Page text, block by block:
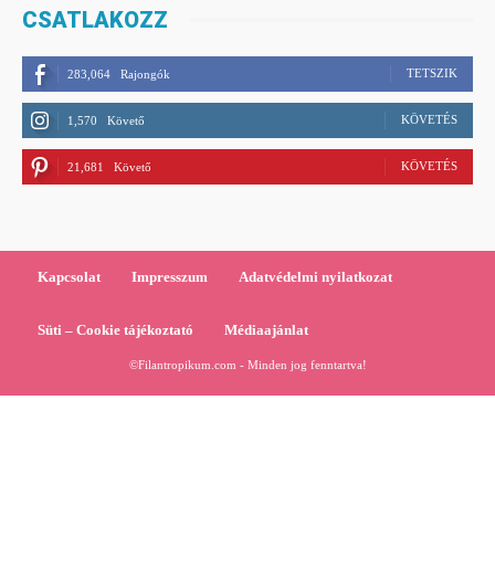
CSATLAKOZZ
283,064 Rajongók TETSZIK
1,570 Követő KÖVETÉS
21,681 Követő KÖVETÉS
Kapcsolat Impresszum Adatvédelmi nyilatkozat
Süti – Cookie tájékoztató Médiaajánlat
©Filantropikum.com - Minden jog fenntartva!